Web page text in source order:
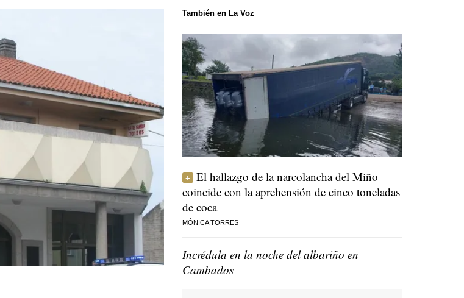
También en La Voz
El hallazgo de la narcolancha del Miño
coincide con la aprehensión de cinco toneladas
de coca
MÓNICA TORRES
Incrédula en la noche del albariño en
Cambados